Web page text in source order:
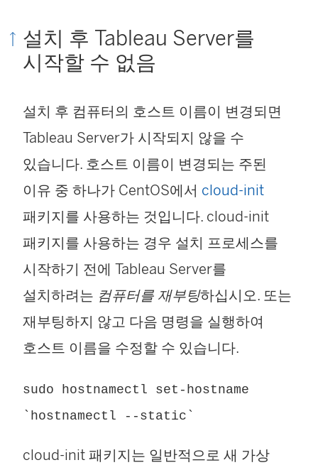
설치 후 Tableau Server를
시작할 수 없음
설치 후 컴퓨터의 호스트 이름이 변경되면
Tableau Server가 시작되지 않을 수
있습니다. 호스트 이름이 변경되는 주된
이유 중 하나가 CentOS에서 cloud-init
패키지를 사용하는 것입니다. cloud-init
패키지를 사용하는 경우 설치 프로세스를
시작하기 전에 Tableau Server를
설치하려는 컴퓨터를 재부팅하십시오. 또는
재부팅하지 않고 다음 명령을 실행하여
호스트 이름을 수정할 수 있습니다.
sudo hostnamectl set-hostname
`hostnamectl --static`
cloud-init 패키지는 일반적으로 새 가상